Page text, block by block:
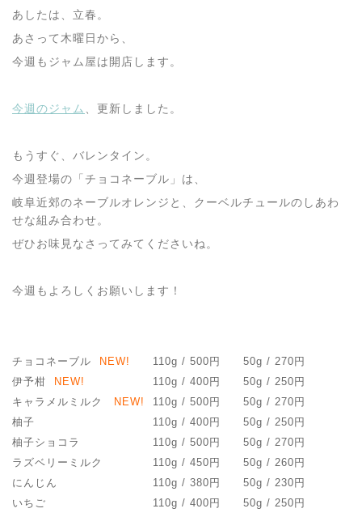
あしたは、立春。
あさって木曜日から、
今週もジャム屋は開店します。
今週のジャム 、更新しました。
もうすぐ、バレンタイン。
今週登場の「チョコネーブル」は、
岐阜近郊のネーブルオレンジと、クーベルチュールのしあわ
せな組み合わせ。
ぜひお味見なさってみてくださいね。
今週もよろしくお願いします！
チョコネーブル NEW! 110g / 500円
50g / 270円
伊予柑
NEW! 110g / 400円
50g / 250円
キャラメルミルク
NEW! 110g / 500円
50g / 270円
柚子
110g / 400円 50g / 250円
柚子ショコラ
110g / 500円
50g / 270円
ラズベリーミルク
110g / 450円
50g / 260円
にんじん
110g / 380円
50g / 230円
いちご
110g / 400円 50g / 250円